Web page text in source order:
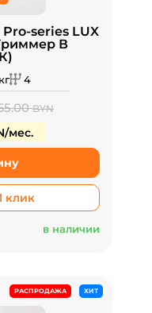
series LUX
В
4
BYN
мес.
клик
в наличии
РАСПРОДАЖА ХИТ